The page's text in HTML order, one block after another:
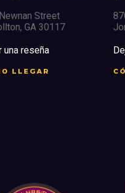
8700 Tara Blvd.
Jonesboro, GA 30326
Dejar una reseña
CÓMO LLEGAR